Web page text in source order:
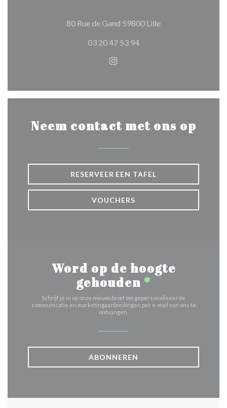
80 Rue de Gand 59800 Lille((opent in een
03 20 47 53 94
Instagram ((opent in een
Neem contact met ons op
RESERVEER EEN TAFEL
VOUCHERS
Word op de hoogte
gehouden *
Schrijf je in op onze nieuwsbrief om gepersonaliseerde
communicatie en marketingaanbiedingen per e-mail van ons te
ontvangen.
ABONNEREN